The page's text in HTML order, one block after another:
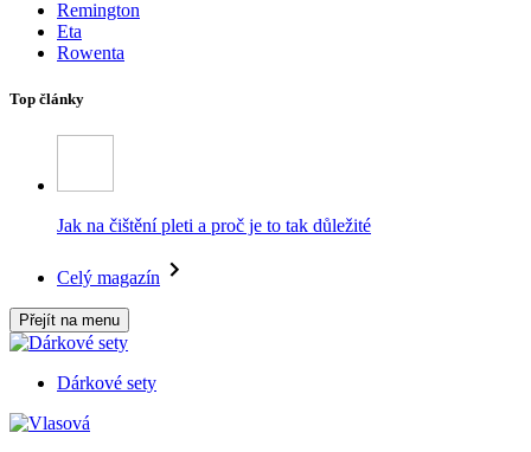
Remington
Eta
Rowenta
Top články
Jak na čištění pleti a proč je to tak důležité
Celý magazín
Přejít na menu
Dárkové sety